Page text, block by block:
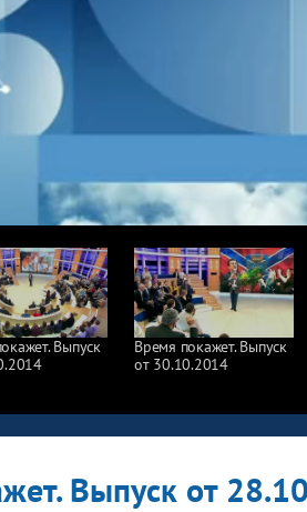
Выпуск
Время покажет. Выпуск
от 30.10.2014
Выпуск от